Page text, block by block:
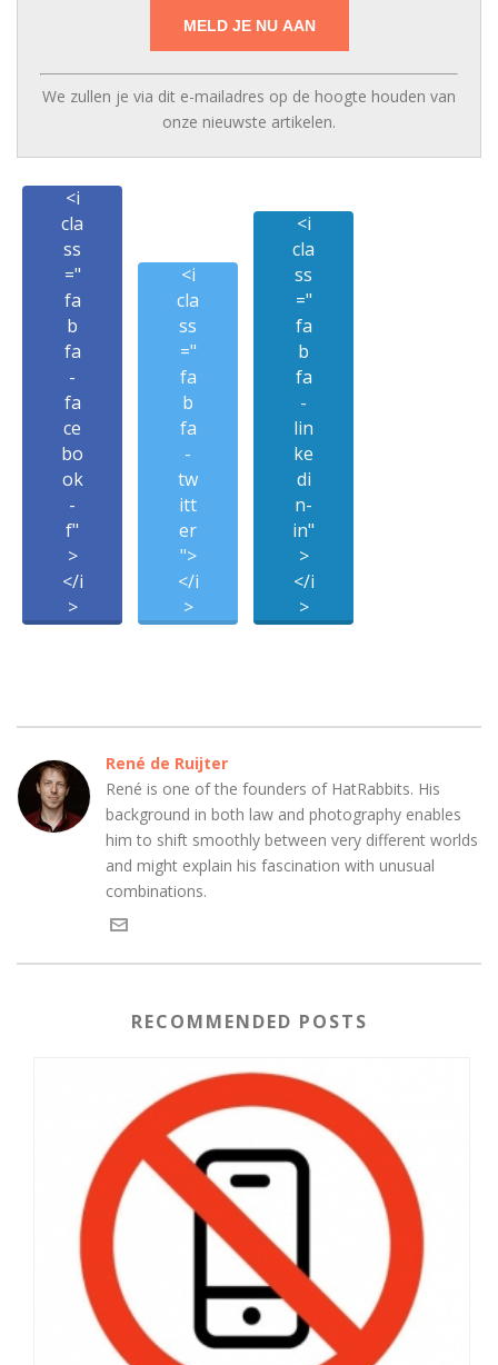
We zullen je via dit e-mailadres op de hoogte houden van
onze nieuwste artikelen.
<i
cla
ss
="
fa
b
fa
-
fa
ce
bo
ok
-
f"
>
</i
>
<i
cla
ss
="
fa
b
fa
-
tw
itt
er
">
</i
>
<i
cla
ss
="
fa
b
fa
-
lin
ke
di
n-
in"
>
</i
>
René de Ruijter
René is one of the founders of HatRabbits. His
background in both law and photography enables
him to shift smoothly between very different worlds
and might explain his fascination with unusual
combinations.
RECOMMENDED POSTS